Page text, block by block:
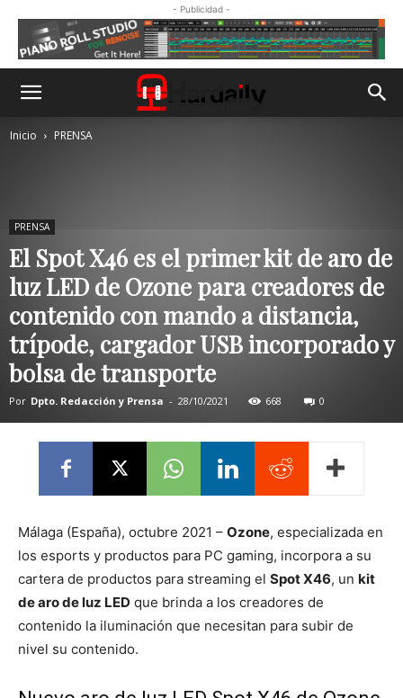
- Publicidad -
Inicio PRENSA
PRENSA
El Spot X46 es el primer kit de aro de
luz LED de Ozone para creadores de
contenido con mando a distancia,
trípode, cargador USB incorporado y
bolsa de transporte
Por Dpto. Redacción y Prensa - 28/10/2021 668 0
Málaga (España), octubre 2021 – Ozone, especializada en
los esports y productos para PC gaming, incorpora a su
cartera de productos para streaming el Spot X46, un kit
de aro de luz LED que brinda a los creadores de
contenido la iluminación que necesitan para subir de
nivel su contenido.